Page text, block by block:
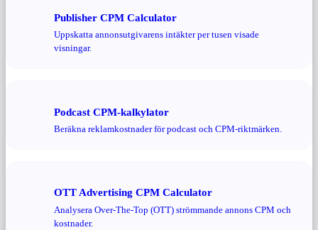
Publisher CPM Calculator
Uppskatta annonsutgivarens intäkter per tusen visade
visningar.
Podcast CPM-kalkylator
Beräkna reklamkostnader för podcast och CPM-riktmärken.
OTT Advertising CPM Calculator
Analysera Over-The-Top (OTT) strömmande annons CPM och
kostnader.